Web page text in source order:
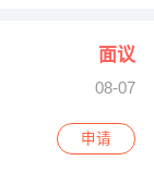
面议
08-07
米万峰培优
申请